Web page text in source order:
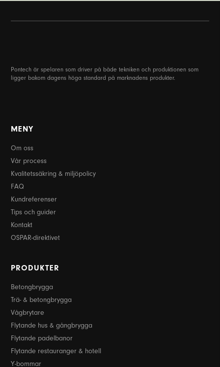
Pontech är spelaren som driver på både tekniken och produktionen som
ligger bakom dagens höga standard på marknadens produkter.
MENY
Om oss
Vår process
Kvalitetssäkring & miljöpolicy
FAQ
Kundreferenser
Tips och guider
Kontakt
OSPAR-direktivet
PRODUKTER
Betongbrygga
Trä- & betongbrygga
Vågbrytare
Flytande hus & gångbrygga
Flytande padelbanor
Flytande restauranger & hotell
Y-bommar